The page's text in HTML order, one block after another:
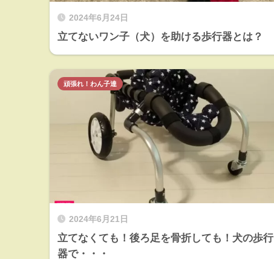
2024年6月24日
立てないワン子（犬）を助ける歩行器とは？
2024年6月21日
立てなくても！後ろ足を骨折しても！犬の歩行
器で・・・
頑張れ！わん子達